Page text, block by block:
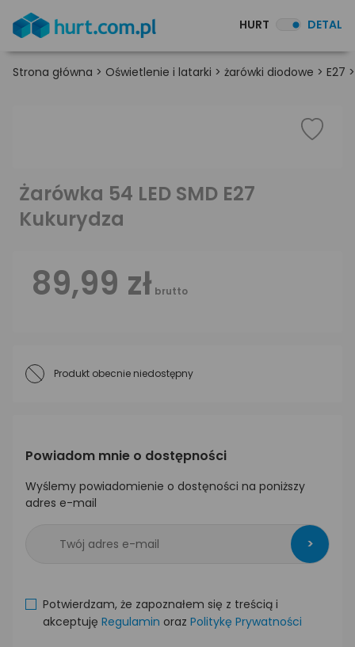
HURT DETAL
Strona główna > Oświetlenie i latarki > żarówki diodowe > E27
Żarówka 54 LED SMD E27
Kukurydza
89,99 zł brutto
Produkt obecnie niedostępny
Powiadom mnie o dostępności
Wyślemy powiadomienie o dostęności na poniższy
adres e-mail
>
Potwierdzam, że zapoznałem się z treścią i
akceptuję Regulamin oraz Politykę Prywatności